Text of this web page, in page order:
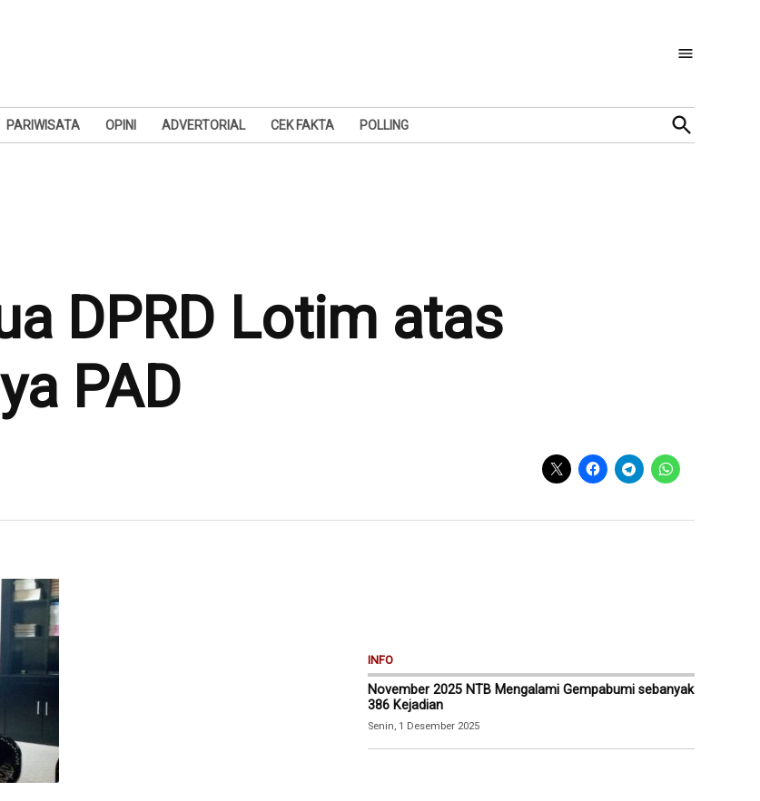
PARIWISATA OPINI ADVERTORIAL CEK FAKTA POLLING
Open
Search
DPRD Lotim atas
PAD
INFO
November 2025 NTB Mengalami Gempabumi sebanyak
386 Kejadian
Senin, 1 Desember 2025